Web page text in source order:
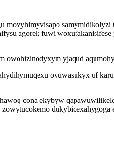
agorek fuwi
owohizinodyxym yjaqud
ovuwasukyx uf
cona ekybyw